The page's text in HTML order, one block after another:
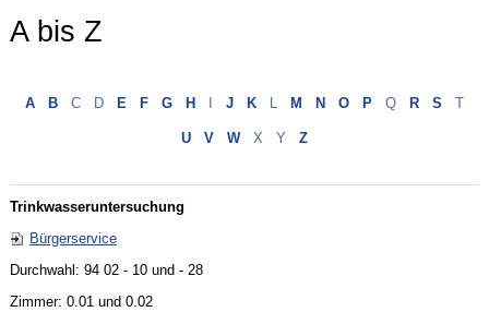
A bis Z
A B C D E F G H J K L M N O P Q R S T
U V W X Y Z
Trinkwasseruntersuchung
Bürgerservice
Durchwahl: 94 02 - 10 und - 28
Zimmer: 0.01 und 0.02